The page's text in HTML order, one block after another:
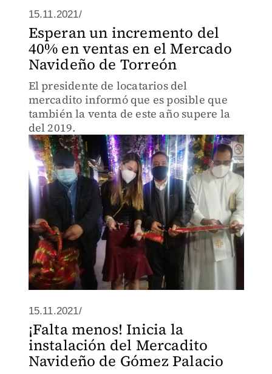
15.11.2021/
Esperan un incremento del
40% en ventas en el Mercado
Navideño de Torreón
El presidente de locatarios del
mercadito informó que es posible que
también la venta de este año supere la
del 2019.
15.11.2021/
¡Falta menos! Inicia la
instalación del Mercadito
Navideño de Gómez Palacio